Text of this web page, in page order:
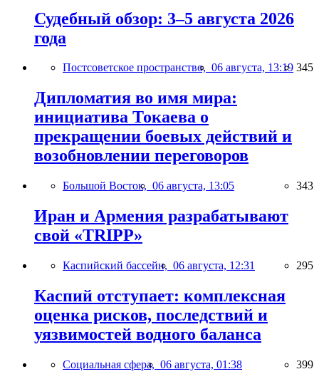
Судебный обзор: 3–5 августа 2026
года
Постсоветское пространство, 06 августа, 13:19 345
Дипломатия во имя мира:
инициатива Токаева о
прекращении боевых действий и
возобновлении переговоров
Большой Восток, 06 августа, 13:05 343
Иран и Армения разрабатывают
свой «TRIPP»
Каспийский бассейн, 06 августа, 12:31 295
Каспий отступает: комплексная
оценка рисков, последствий и
уязвимостей водного баланса
Социальная сфера, 06 августа, 01:38 399